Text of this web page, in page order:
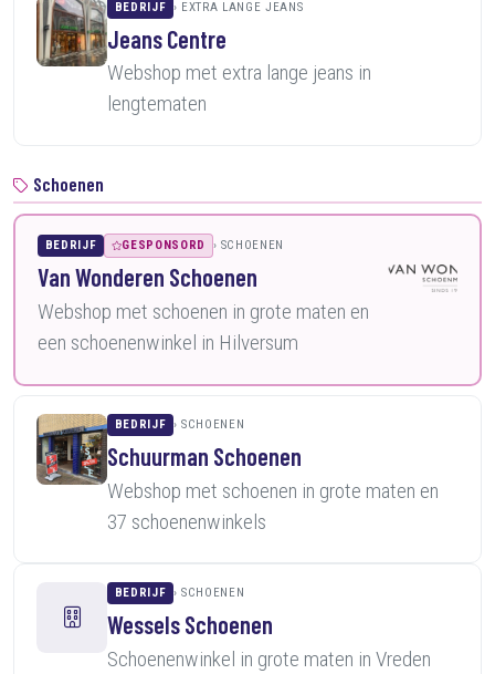
BEDRIJF EXTRA LANGE JEANS
Jeans Centre
Webshop met extra lange jeans in
lengtematen
Schoenen
BEDRIJF GESPONSORD SCHOENEN
Van Wonderen Schoenen
Webshop met schoenen in grote maten en
een schoenenwinkel in Hilversum
BEDRIJF SCHOENEN
Schuurman Schoenen
Webshop met schoenen in grote maten en
37 schoenenwinkels
BEDRIJF SCHOENEN
Wessels Schoenen
Schoenenwinkel in grote maten in Vreden